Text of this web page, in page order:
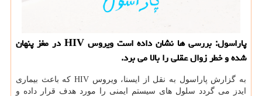
پاراسول: بررسی ها نشان داده است ویروس HIV در مغز پنهان
شده و خطر زوال عقلی را بالا می برد.
به گزارش پاراسول به نقل از ایسنا، ویروس HIV كه باعث بیماری
ایدز می گردد سلول های سیستم ایمنی را مورد هدف قرار داده و